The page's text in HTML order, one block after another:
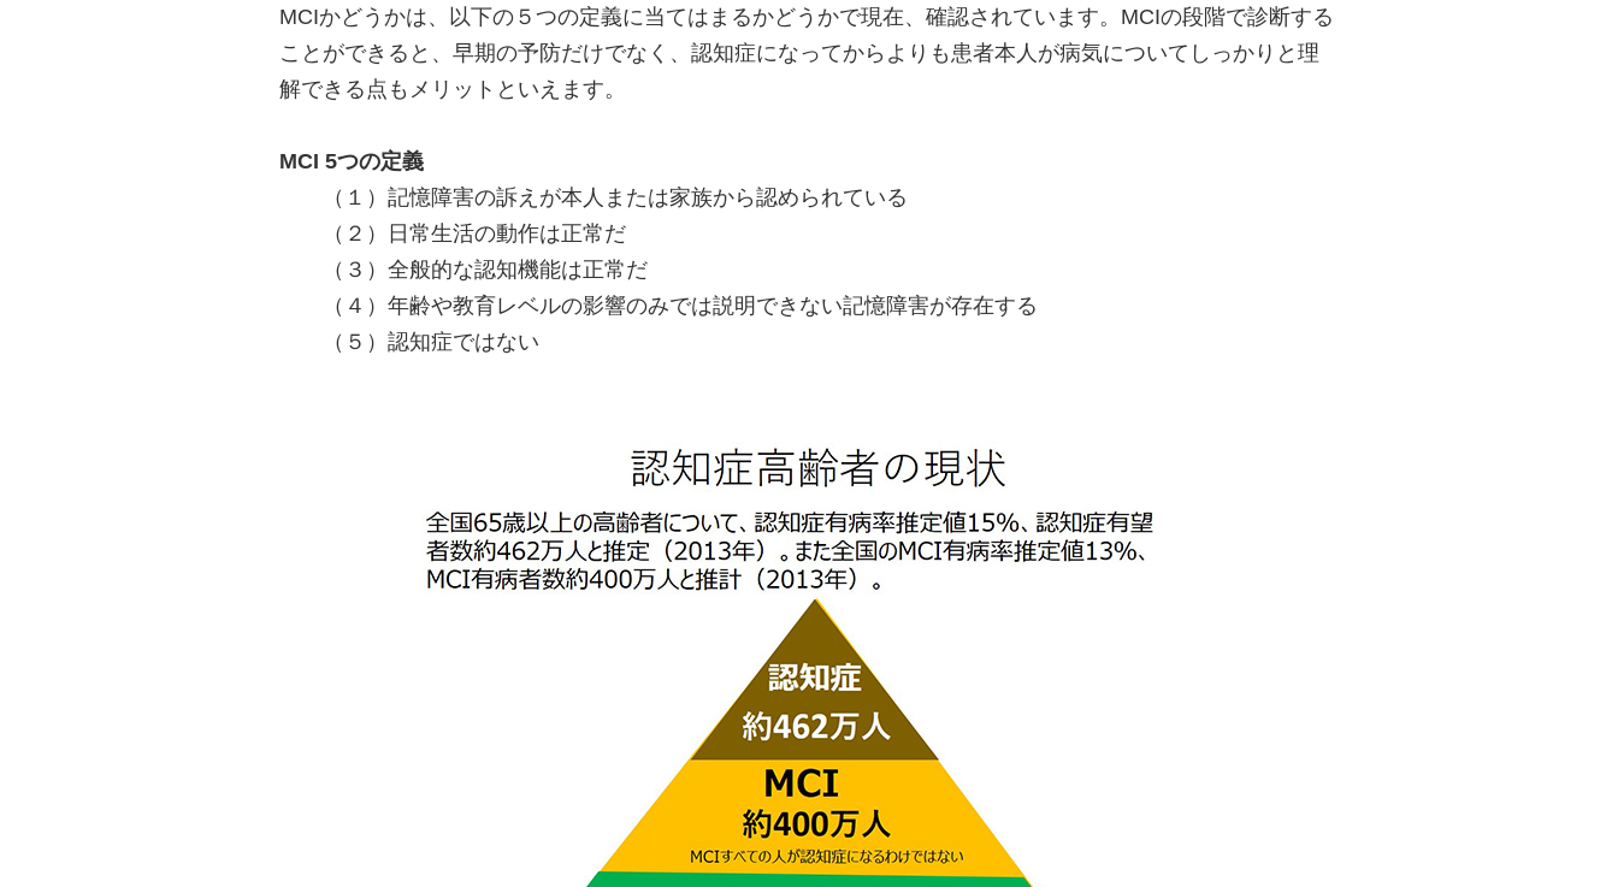
MCIかどうかは、以下の５つの定義に当てはまるかどうかで現在、確認されています。MCIの段階で診断する
ことができると、早期の予防だけでなく、認知症になってからよりも患者本人が病気についてしっかりと理
解できる点もメリットといえます。
MCI 5つの定義
（１）記憶障害の訴えが本人または家族から認められている
（２）日常生活の動作は正常だ
（３）全般的な認知機能は正常だ
（４）年齢や教育レベルの影響のみでは説明できない記憶障害が存在する
（５）認知症ではない